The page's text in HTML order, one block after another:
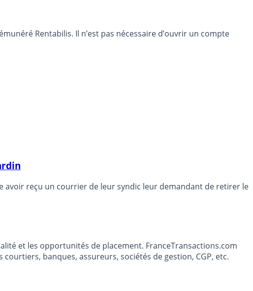
Rentabilis. Il n’est pas nécessaire d’ouvrir un compte
avoir reçu un courrier de leur syndic leur demandant de retirer le
et les opportunités de placement. FranceTransactions.com
banques, assureurs, sociétés de gestion, CGP, etc.